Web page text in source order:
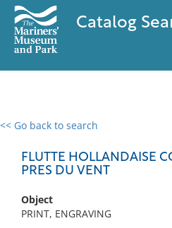
Catalog
<< Go back to search
FLUTTE HOLLANDAISE
PRES DU VENT
Object
PRINT, ENGRAVING
0 results
No results meet